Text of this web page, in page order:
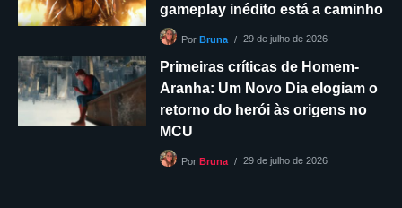
gameplay inédito está a caminho
PorBruna 29 de julho de 2026
Primeiras críticas de Homem-
Aranha: Um Novo Dia elogiam o
retorno do herói às origens no
MCU
PorBruna 29 de julho de 2026